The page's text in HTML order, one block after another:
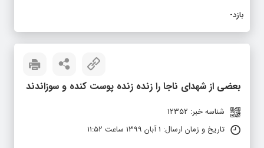
بازدید است
بعضی از شهدای ناجا را زنده زنده پوست کنده و سوزاندند
شناسه خبر: 12352
تاریخ و زمان ارسال: 1 آبان 1399 ساعت 11:52